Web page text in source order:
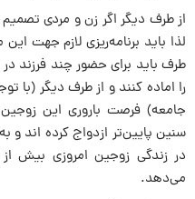
از طرف دیگر اگر زن و مردی
لذا باید برنامه‌ریزی لازم جهت
طرف باید برای حضور چند فرزند در
را اماده کنند و از طرف دیگر (با
جامعه) فرصت باروری این
سنین پایین‌تر ازدواج کرده اند و
در زندگی زوجین امروزی بیش
می‌دهد.